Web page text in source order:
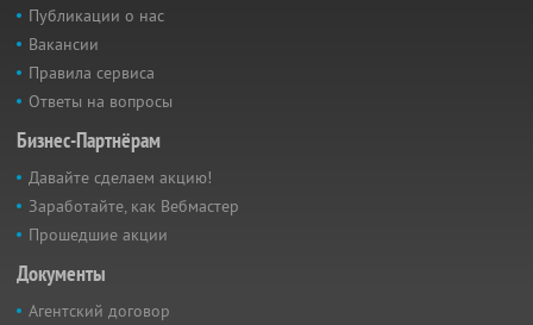
Публикации о нас
Вакансии
Правила сервиса
Ответы на вопросы
Бизнес-Партнёрам
Давайте сделаем акцию!
Заработайте, как Вебмастер
Прошедшие акции
Документы
Агентский договор